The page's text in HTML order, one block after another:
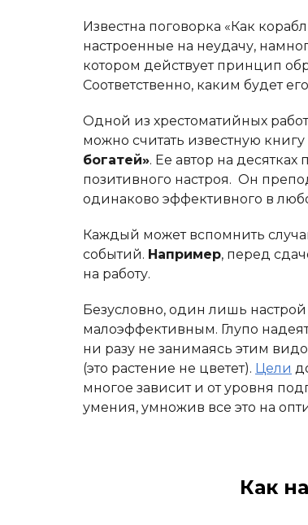
Известна поговорка «Как
настроенные на неудачу,
котором действует принцип
Соответственно, каким будет
Одной из хрестоматийных
можно считать известную
богатей». Ее автор на
позитивного настроя. Он
одинаково эффективного в
Каждый может вспомнить
событий. Например, перед
на работу.
Безусловно, один лишь
малоэффективным. Глупо
ни разу не занимаясь этим
(это растение не цветет). Цели
многое зависит и от уровня
умения, умножив все это на
Как